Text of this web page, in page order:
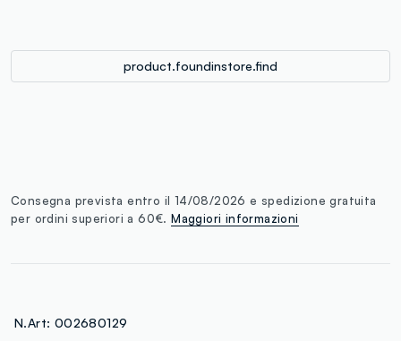
product.foundinstore.find
Consegna prevista entro il 14/08/2026 e spedizione gratuita
per ordini superiori a 60€.Maggiori informazioni
N.Art: 002680129